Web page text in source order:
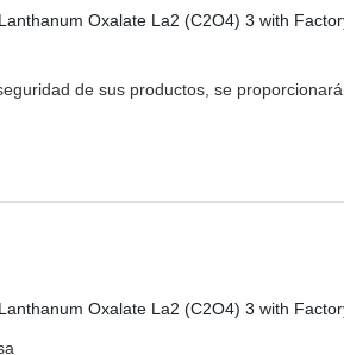
de sus productos, se